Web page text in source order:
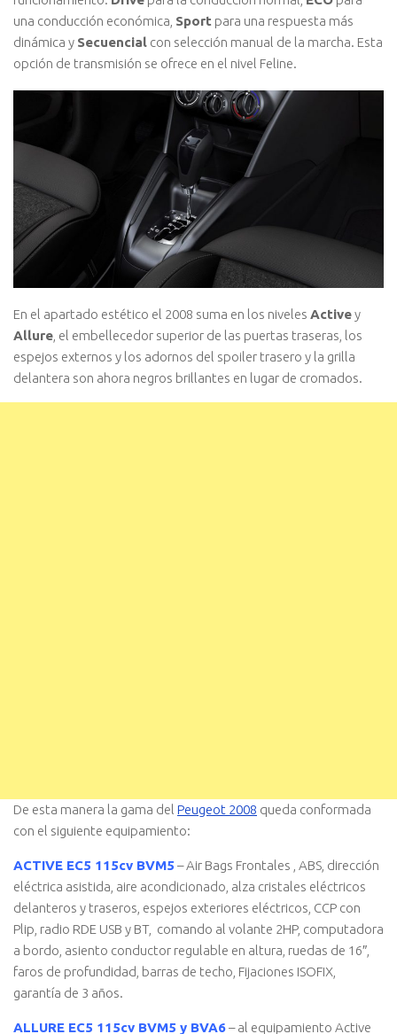
una conducción económica, Sport para una respuesta más
dinámica y Secuencial con selección manual de la marcha. Esta
opción de transmisión se ofrece en el nivel Feline.
En el apartado estético el 2008 suma en los niveles Activey
Allure , el embellecedor superior de las puertas traseras, los
espejos externos y los adornos del spoiler trasero y la grilla
delantera son ahora negros brillantes en lugar de cromados.
De esta manera la gama del Peugeot 2008 queda conformada
con el siguiente equipamiento:
ACTIVE EC5 115cv BVM5 – Air Bags Frontales , ABS, dirección
eléctrica asistida, aire acondicionado, alza cristales eléctricos
delanteros y traseros, espejos exteriores eléctricos, CCP con
Plip, radio RDE USB y BT, comando al volante 2HP, computadora
a bordo, asiento conductor regulable en altura, ruedas de 16″,
faros de profundidad, barras de techo, Fijaciones ISOFIX,
garantía de 3 años.
ALLURE EC5 115cv BVM5 y BVA6– al equipamiento Active